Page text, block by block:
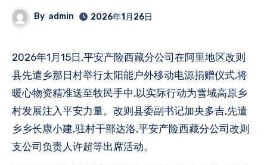
By admin 2026年1月26日
2026年1月15日,平安产险西藏分公司在阿里地区改则
县先遣乡那日村举行太阳能户外移动电源捐赠仪式,将
暖心物资精准送至牧民手中,以实际行动为雪域高原乡
村发展注入平安力量。改则县委副书记加央多吉,先遣
乡乡长康小建,驻村干部达洛,平安产险西藏分公司改则
支公司负责人许超等出席活动。